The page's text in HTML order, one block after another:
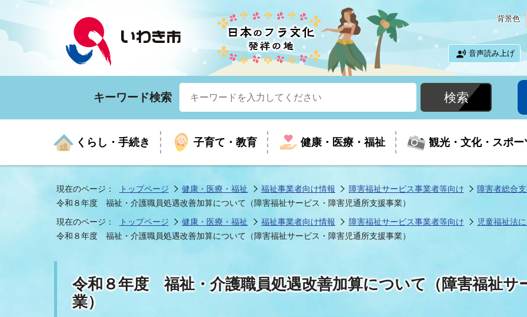
背景色
音声読み上げ
キーワード検索
くらし・手続き
くらしの手続きガイド いざという時に
まちづくり
子育て・教育
生涯学習 子育て
健康・医療・福祉
医療 健康
福祉に関するその他の情報
観光・文化・スポー
お知らせ 年間イベントの案内
スポーツ
入札・契約 産業振興
保健・衛生
市の紹介 市長室
職員
現在のページ： トップページ 健康・医療・福祉 福祉事業者向け情報 障害福祉サービス事業者等向け
障害者総合
令和８年度 福祉・介護職員処遇改善加算について（障害福祉サービス・障害児通所支援事業）
現在のページ：
トップページ 健康・医療・福祉 福祉事業者向け情報 障害福祉サービス事業者等向け
児童福祉法
令和８年度 福祉・介護職員処遇改善加算について（障害福祉サービス・障害児通所支援事業）
令和８年度 福祉・介護職員処遇改善加算について（障害福祉サ
業）